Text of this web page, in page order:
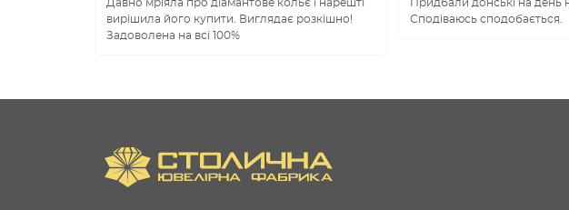
Давно мріяла про діамантове кольє і нарешті
вирішила його купити. Виглядає розкішно!
Задоволена на всі 100%
Придбали донські на день
Сподіваюсь сподобається.